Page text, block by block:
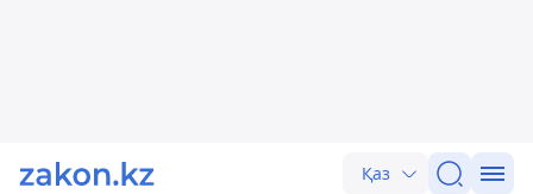
Қаз